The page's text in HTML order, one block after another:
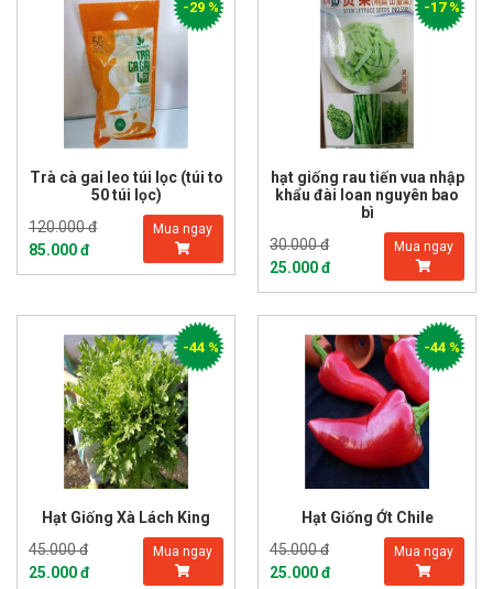
Trà cà gai leo túi lọc (túi to
50 túi lọc)
120.000 đ
85.000 đ
Mua ngay
-29 %
hạt giống rau tiến vua nhập
khẩu đài loan nguyên bao
bì
30.000 đ
25.000 đ
Mua ngay
-17 %
Hạt Giống Xà Lách King
45.000 đ
25.000 đ
Mua ngay
-44 %
Hạt Giống Ớt Chile
45.000 đ
25.000 đ
Mua ngay
-44 %